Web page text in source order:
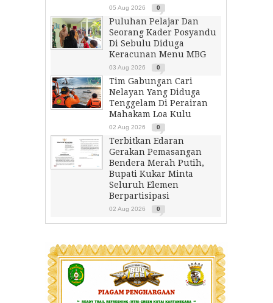
05 Aug 2026 0
Puluhan Pelajar Dan
Seorang Kader Posyandu
Di Sebulu Diduga
Keracunan Menu MBG
03 Aug 2026 0
Tim Gabungan Cari
Nelayan Yang Diduga
Tenggelam Di Perairan
Mahakam Loa Kulu
02 Aug 2026 0
Terbitkan Edaran
Gerakan Pemasangan
Bendera Merah Putih,
Bupati Kukar Minta
Seluruh Elemen
Berpartisipasi
02 Aug 2026 0